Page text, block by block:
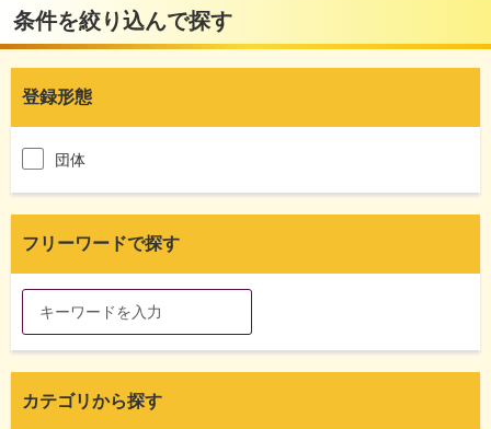
条件を絞り込んで探す
登録形態
団体
フリーワードで探す
カテゴリから探す